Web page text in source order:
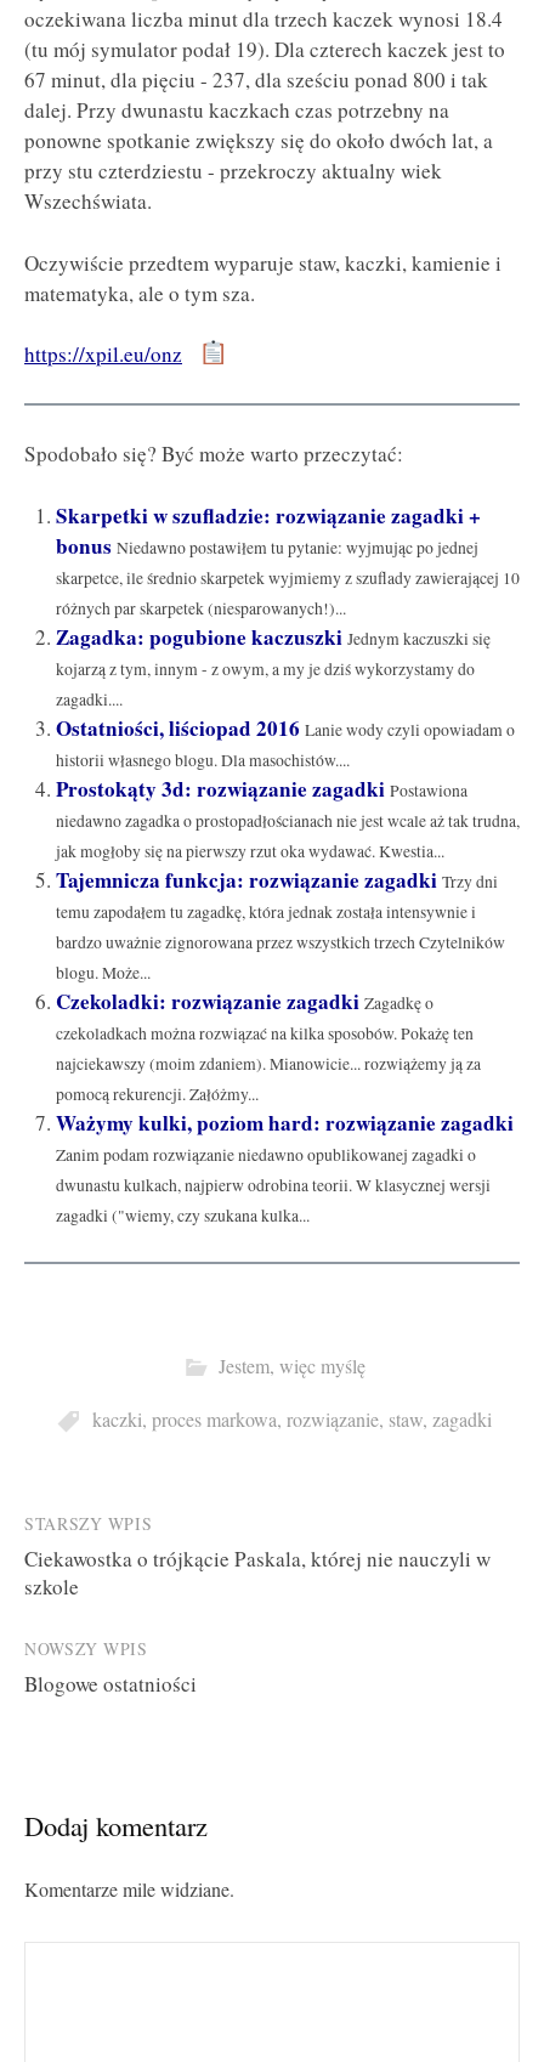
oczekiwana liczba minut dla trzech kaczek wynosi 18.4
(tu mój symulator podał 19). Dla czterech kaczek jest to
67 minut, dla pięciu - 237, dla sześciu ponad 800 i tak
dalej. Przy dwunastu kaczkach czas potrzebny na
ponowne spotkanie zwiększy się do około dwóch lat, a
przy stu czterdziestu - przekroczy aktualny wiek
Wszechświata.
Oczywiście przedtem wyparuje staw, kaczki, kamienie i
matematyka, ale o tym sza.
https://xpil.eu/onz
Spodobało się? Być może warto przeczytać:
Skarpetki w szufladzie: rozwiązanie zagadki +
bonus Niedawno postawiłem tu pytanie: wyjmując po jednej
skarpetce, ile średnio skarpetek wyjmiemy z szuflady zawierającej 10
różnych par skarpetek (niesparowanych!)...
Zagadka: pogubione kaczuszki Jednym kaczuszki się
kojarzą z tym, innym - z owym, a my je dziś wykorzystamy do
zagadki....
Ostatniości, liściopad 2016 Lanie wody czyli opowiadam o
historii własnego blogu. Dla masochistów....
Prostokąty 3d: rozwiązanie zagadki Postawiona
niedawno zagadka o prostopadłościanach nie jest wcale aż tak trudna,
jak mogłoby się na pierwszy rzut oka wydawać. Kwestia...
Tajemnicza funkcja: rozwiązanie zagadki Trzy dni
temu zapodałem tu zagadkę, która jednak została intensywnie i
bardzo uważnie zignorowana przez wszystkich trzech Czytelników
blogu. Może...
Czekoladki: rozwiązanie zagadki Zagadkę o
czekoladkach można rozwiązać na kilka sposobów. Pokażę ten
najciekawszy (moim zdaniem). Mianowicie... rozwiążemy ją za
pomocą rekurencji. Załóżmy...
Ważymy kulki, poziom hard: rozwiązanie zagadki
Zanim podam rozwiązanie niedawno opublikowanej zagadki o
dwunastu kulkach, najpierw odrobina teorii. W klasycznej wersji
zagadki ("wiemy, czy szukana kulka...
Jestem, więc myślę
kaczki, proces markowa, rozwiązanie, staw, zagadki
Post
navigation
STARSZY WPIS
Ciekawostka o trójkącie Paskala, której nie nauczyli w
szkole
NOWSZY WPIS
Blogowe ostatniości
Dodaj komentarz
Komentarze mile widziane.